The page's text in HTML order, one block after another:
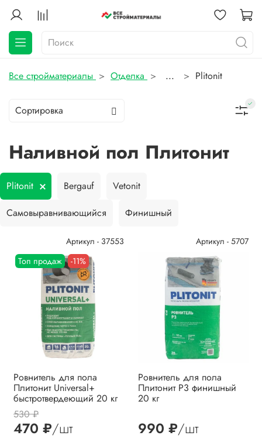
Все стройматериалы Отделка ... Plitonit
Наливной пол Плитонит
Plitonit Bergauf
Vetonit
Самовыравнивающийся
Финишный
Артикул - 37553
Топ продаж
-11%
Ровнитель для пола
Плитонит Universal+
быстротвердеющий 20 кг
530 ₽
470 ₽/шт
Артикул - 5707
Ровнитель для пола
Плитонит Р3 финишный
20 кг
990 ₽/шт